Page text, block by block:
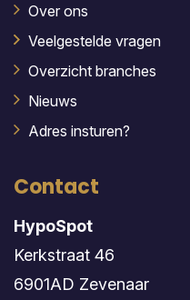
Over ons
Veelgestelde vragen
Overzicht branches
Nieuws
Adres insturen?
Contact
HypoSpot
Kerkstraat 46
6901AD Zevenaar